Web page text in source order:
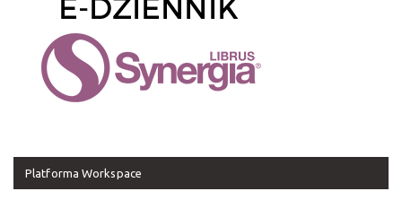
Platforma Workspace